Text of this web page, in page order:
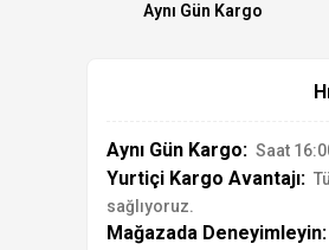
Aynı Gün Kargo
Aynı Gün Kargo: Saat
Yurtiçi Kargo Avantajı:
sağlıyoruz.
Mağazada Deneyimleyin: